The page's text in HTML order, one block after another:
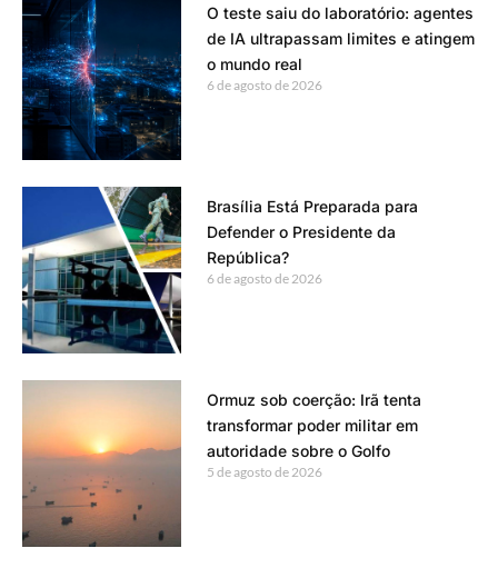
O teste saiu do laboratório: agentes
de IA ultrapassam limites e atingem
o mundo real
6 de agosto de 2026
Brasília Está Preparada para
Defender o Presidente da
República?
6 de agosto de 2026
Ormuz sob coerção: Irã tenta
transformar poder militar em
autoridade sobre o Golfo
5 de agosto de 2026